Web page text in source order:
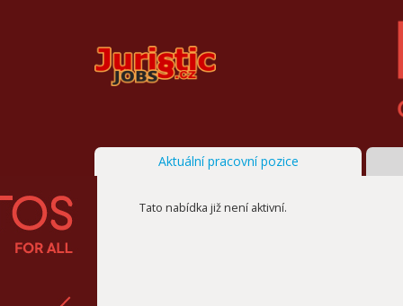
Aktuální pracovní pozice
Tato nabídka již není aktivní.